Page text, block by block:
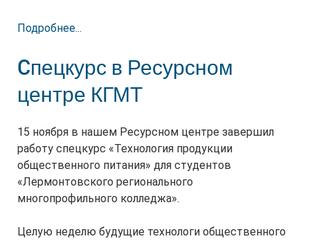
Подробнее...
Cпецкурс в Ресурсном
центре КГМТ
15 ноября в нашем Ресурсном центре завершил
работу спецкурс «Технология продукции
общественного питания» для студентов
«Лермонтовского регионального
многопрофильного колледжа».
Целую неделю будущие технологи общественного